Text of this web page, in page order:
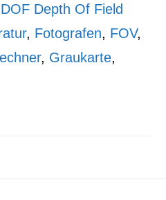
DOF Depth Of Field
, Fotografen, FOV,
, Graukarte,